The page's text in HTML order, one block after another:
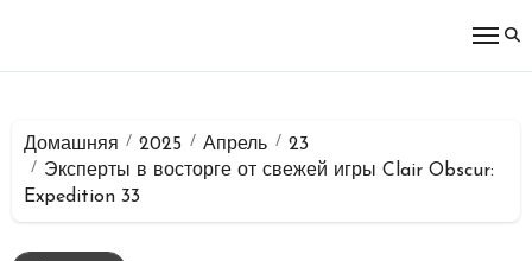
Домашняя 2025 Апрель
23
Эксперты в восторге от свежей игры Clair Obscur:
Expedition 33